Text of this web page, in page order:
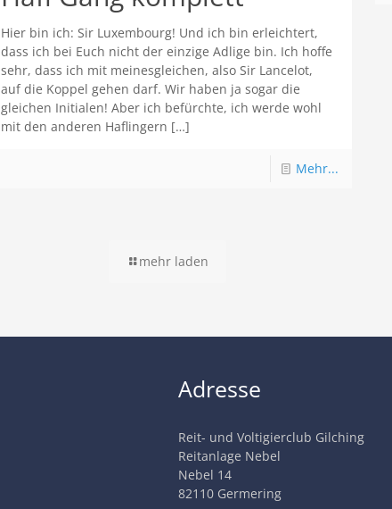
Hier bin ich: Sir Luxembourg! Und ich bin erleichtert,
dass ich bei Euch nicht der einzige Adlige bin. Ich hoffe
sehr, dass ich mit meinesgleichen, also Sir Lancelot,
auf die Koppel gehen darf. Wir haben ja sogar die
gleichen Initialen! Aber ich befürchte, ich werde wohl
mit den anderen Haflingern […]
Mehr...
mehr laden
Adresse
Reit- und Voltigierclub Gilching
Reitanlage Nebel
Nebel 14
82110 Germering